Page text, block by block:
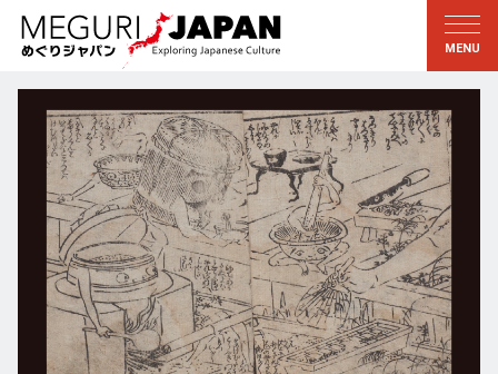
地域をめぐる
北海道・東北
関東
江戸・東京
甲信越
北陸
東海
文化をめぐる
知る・学ぶ
習う
伝承
芸術・芸能
もの作り
自然